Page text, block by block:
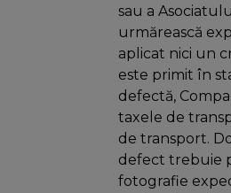
sau a
urmărească
aplicat nici un
este primit în
defectă,
taxele de
de transport.
defect trebuie
fotografie